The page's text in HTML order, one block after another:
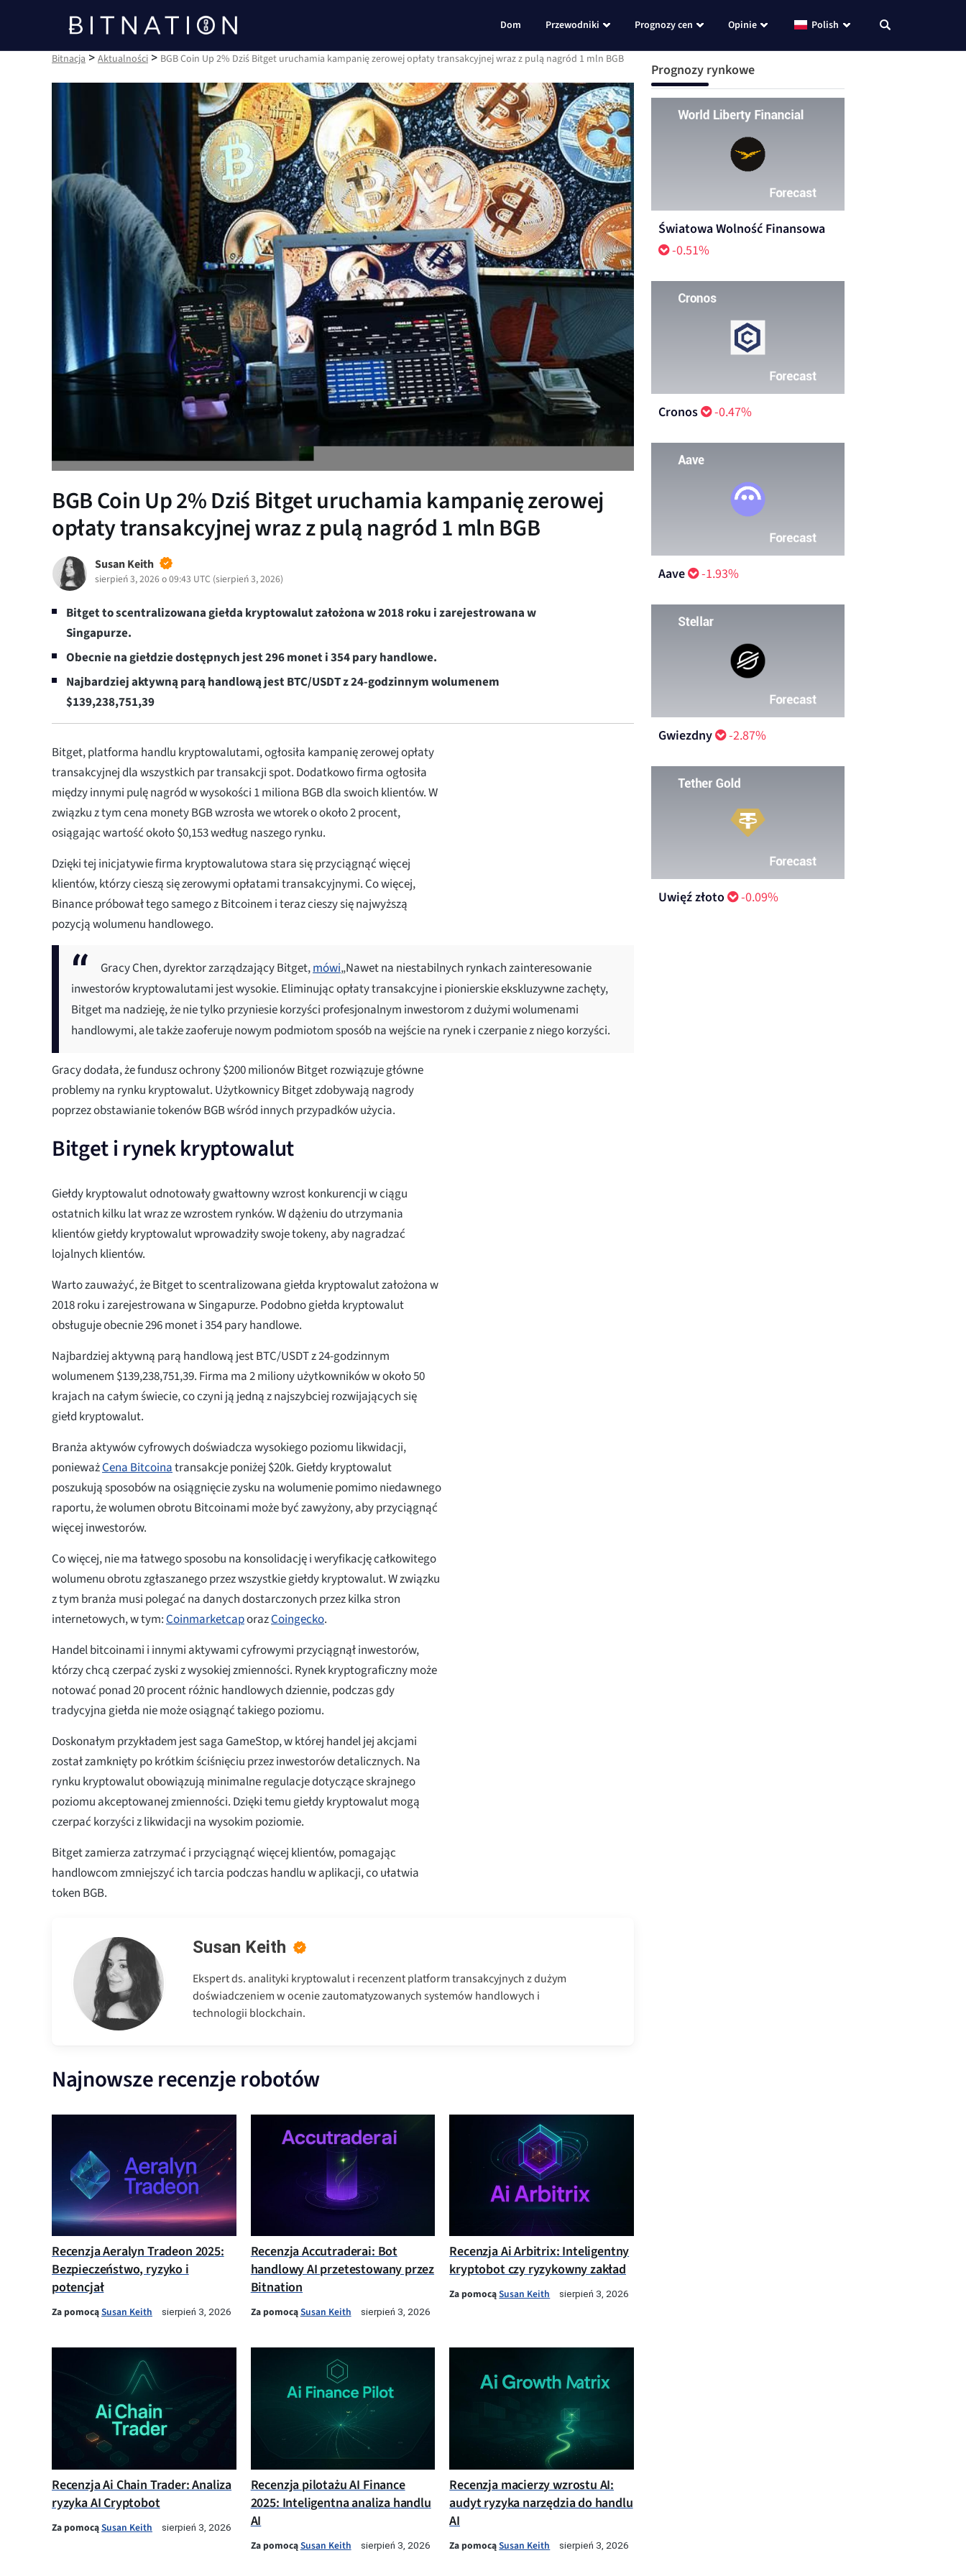
Bitnacja
Dom Przewodniki Prognozy cen Opinie Polish
Bitnacja > Aktualności > BGB Coin Up 2% Dziś Bitget uruchamia kampanię zerowej opłaty transakcyjnej wraz z pulą nagród 1 mln BGB
BGB Coin Up 2% Dziś Bitget uruchamia kampanię zerowej
opłaty transakcyjnej wraz z pulą nagród 1 mln BGB
Susan Keith
sierpień 3, 2026 o 09:43 UTC (sierpień 3, 2026)
Bitget to scentralizowana giełda kryptowalut założona w 2018 roku i zarejestrowana w
Singapurze.
Obecnie na giełdzie dostępnych jest 296 monet i 354 pary handlowe.
Najbardziej aktywną parą handlową jest BTC/USDT z 24-godzinnym wolumenem
$139,238,751,39
Bitget, platforma handlu kryptowalutami, ogłosiła kampanię zerowej opłaty
transakcyjnej dla wszystkich par transakcji spot. Dodatkowo firma ogłosiła
między innymi pulę nagród w wysokości 1 miliona BGB dla swoich klientów. W
związku z tym cena monety BGB wzrosła we wtorek o około 2 procent,
osiągając wartość około $0,153 według naszego rynku.
Dzięki tej inicjatywie firma kryptowalutowa stara się przyciągnąć więcej
klientów, którzy cieszą się zerowymi opłatami transakcyjnymi. Co więcej,
Binance próbował tego samego z Bitcoinem i teraz cieszy się najwyższą
pozycją wolumenu handlowego.
Gracy Chen, dyrektor zarządzający Bitget,mówi„Nawet na niestabilnych rynkach zainteresowanie
inwestorów kryptowalutami jest wysokie. Eliminując opłaty transakcyjne i pionierskie ekskluzywne zachęty,
Bitget ma nadzieję, że nie tylko przyniesie korzyści profesjonalnym inwestorom z dużymi wolumenami
handlowymi, ale także zaoferuje nowym podmiotom sposób na wejście na rynek i czerpanie z niego korzyści.
Gracy dodała, że fundusz ochrony $200 milionów Bitget rozwiązuje główne
problemy na rynku kryptowalut. Użytkownicy Bitget zdobywają nagrody
poprzez obstawianie tokenów BGB wśród innych przypadków użycia.
Bitget i rynek kryptowalut
Giełdy kryptowalut odnotowały gwałtowny wzrost konkurencji w ciągu
ostatnich kilku lat wraz ze wzrostem rynków. W dążeniu do utrzymania
klientów giełdy kryptowalut wprowadziły swoje tokeny, aby nagradzać
lojalnych klientów.
Warto zauważyć, że Bitget to scentralizowana giełda kryptowalut założona w
2018 roku i zarejestrowana w Singapurze. Podobno giełda kryptowalut
obsługuje obecnie 296 monet i 354 pary handlowe.
Najbardziej aktywną parą handlową jest BTC/USDT z 24-godzinnym
wolumenem $139,238,751,39. Firma ma 2 miliony użytkowników w około 50
krajach na całym świecie, co czyni ją jedną z najszybciej rozwijających się
giełd kryptowalut.
Branża aktywów cyfrowych doświadcza wysokiego poziomu likwidacji,
ponieważCena Bitcoinatransakcje poniżej $20k. Giełdy kryptowalut
poszukują sposobów na osiągnięcie zysku na wolumenie pomimo niedawnego
raportu, że wolumen obrotu Bitcoinami może być zawyżony, aby przyciągnąć
więcej inwestorów.
Co więcej, nie ma łatwego sposobu na konsolidację i weryfikację całkowitego
wolumenu obrotu zgłaszanego przez wszystkie giełdy kryptowalut. W związku
z tym branża musi polegać na danych dostarczonych przez kilka stron
internetowych, w tym:CoinmarketcaporazCoingecko.
Handel bitcoinami i innymi aktywami cyfrowymi przyciągnął inwestorów,
którzy chcą czerpać zyski z wysokiej zmienności. Rynek kryptograficzny może
notować ponad 20 procent różnic handlowych dziennie, podczas gdy
tradycyjna giełda nie może osiągnąć takiego poziomu.
Doskonałym przykładem jest saga GameStop, w której handel jej akcjami
został zamknięty po krótkim ściśnięciu przez inwestorów detalicznych. Na
rynku kryptowalut obowiązują minimalne regulacje dotyczące skrajnego
poziomu akceptowanej zmienności. Dzięki temu giełdy kryptowalut mogą
czerpać korzyści z likwidacji na wysokim poziomie.
Bitget zamierza zatrzymać i przyciągnąć więcej klientów, pomagając
handlowcom zmniejszyć ich tarcia podczas handlu w aplikacji, co ułatwia
token BGB.
Susan Keith
Ekspert ds. analityki kryptowalut i recenzent platform transakcyjnych z dużym
doświadczeniem w ocenie zautomatyzowanych systemów handlowych i
technologii blockchain.
Najnowsze recenzje robotów
Recenzja Aeralyn Tradeon 2025:
Bezpieczeństwo, ryzyko i
potencjał
Za pomocąSusan Keith sierpień 3, 2026
Recenzja Accutraderai: Bot
handlowy AI przetestowany przez
Bitnation
Za pomocąSusan Keith sierpień 3, 2026
Recenzja Ai Arbitrix: Inteligentny
kryptobot czy ryzykowny zakład
Za pomocąSusan Keith sierpień 3, 2026
Recenzja Ai Chain Trader: Analiza
ryzyka AI Cryptobot
Za pomocąSusan Keith sierpień 3, 2026
Recenzja pilotażu AI Finance
2025: Inteligentna analiza handlu
AI
Za pomocąSusan Keith sierpień 3, 2026
Recenzja macierzy wzrostu AI:
audyt ryzyka narzędzia do handlu
AI
Za pomocąSusan Keith sierpień 3, 2026
Prognozy rynkowe
Światowa Wolność Finansowa
-0.51%
Cronos -0.47%
Aave -1.93%
Gwiezdny -2.87%
Uwięź złoto -0.09%